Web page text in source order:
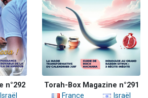
n°292
Israël
Torah-Box Magazine n°291
France
Israël